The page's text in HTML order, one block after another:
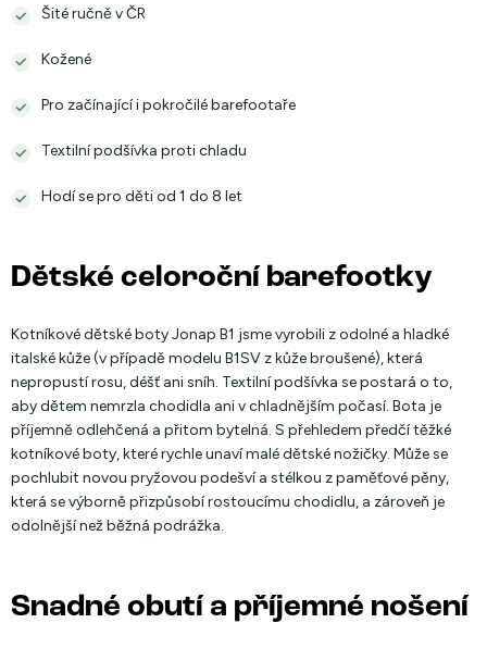
Šité ručně v ČR
Kožené
Pro začínající i pokročilé barefootaře
Textilní podšívka proti chladu
Hodí se pro děti od 1 do 8 let
Dětské celoroční barefootky
Kotníkové dětské boty Jonap B1 jsme vyrobili z odolné a hladké
italské kůže (v případě modelu B1SV z kůže broušené), která
nepropustí rosu, déšť ani sníh. Textilní podšívka se postará o to,
aby dětem nemrzla chodidla ani v chladnějším počasí. Bota je
příjemně odlehčená a přitom bytelná. S přehledem předčí těžké
kotníkové boty, které rychle unaví malé dětské nožičky. Může se
pochlubit novou pryžovou podešví a stélkou z paměťové pěny,
která se výborně přizpůsobí rostoucímu chodidlu, a zároveň je
odolnější než běžná podrážka.
Snadné obutí a příjemné nošení